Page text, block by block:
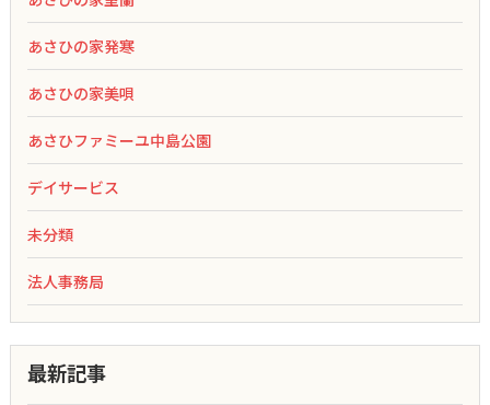
あさひの家発寒
あさひの家美唄
あさひファミーユ中島公園
デイサービス
未分類
法人事務局
最新記事